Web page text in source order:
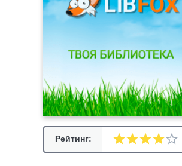
Рейтинг: